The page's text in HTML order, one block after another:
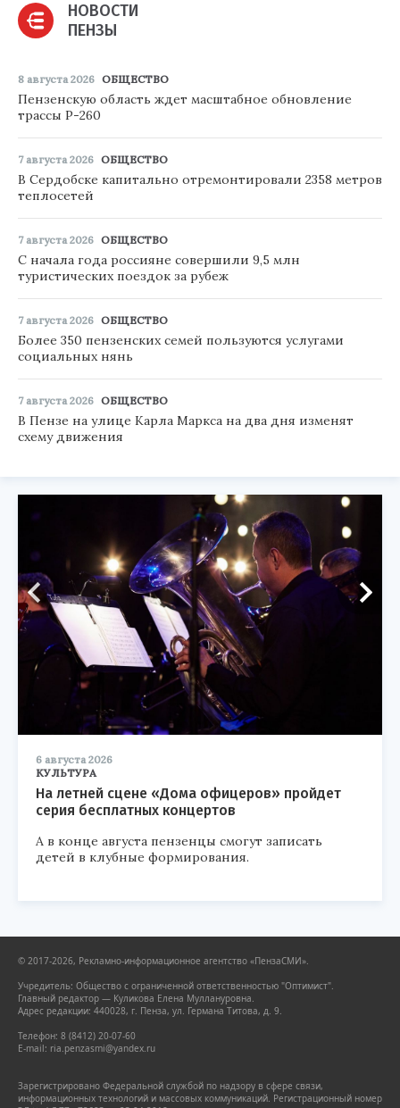
НОВОСТИ
ПЕНЗЫ
8 августа 2026 ОБЩЕСТВО
Пензенскую область ждет масштабное обновление
трассы Р-260
7 августа 2026 ОБЩЕСТВО
В Сердобске капитально отремонтировали 2358 метров
теплосетей
7 августа 2026 ОБЩЕСТВО
С начала года россияне совершили 9,5 млн
туристических поездок за рубеж
7 августа 2026 ОБЩЕСТВО
Более 350 пензенских семей пользуются услугами
социальных нянь
7 августа 2026 ОБЩЕСТВО
В Пензе на улице Карла Маркса на два дня изменят
схему движения
6 августа 2026
КУЛЬТУРА
На летней сцене «Дома офицеров» пройдет
серия бесплатных концертов
А в конце августа пензенцы смогут записать
детей в клубные формирования.
© 2017-2026, Рекламно-информационное агентство «ПензаСМИ».
Учредитель: Общество с ограниченной ответственностью "Оптимист".
Главный редактор — Куликова Елена Муллануровна.
Адрес редакции: 440028, г. Пенза, ул. Германа Титова, д. 9.
Телефон: 8 (8412) 20-07-60
E-mail: ria.penzasmi@yandex.ru
Зарегистрировано Федеральной службой по надзору в сфере связи,
информационных технологий и массовых коммуникаций. Регистрационный номер